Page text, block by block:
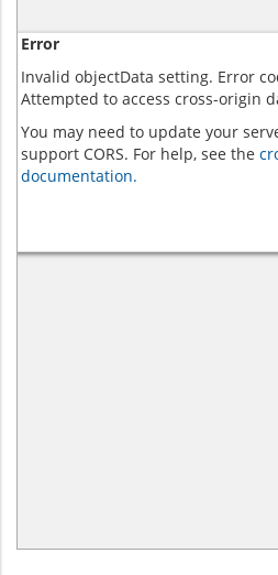
Error
Invalid objectData setting. Error
Attempted to access cross-origin
You may need to update your
support CORS. For help, see the
documentation.